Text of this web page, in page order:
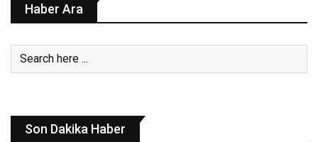
Haber Ara
Son Dakika Haber